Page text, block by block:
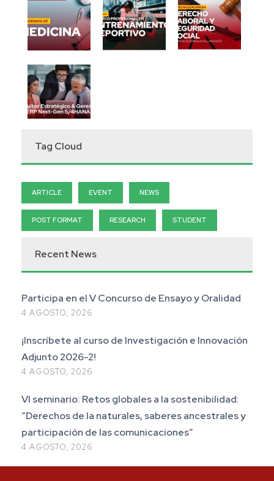
Tag Cloud
ARTICLE EVENT NEWS
POST FORMAT RESEARCH STUDENT
Recent News
Participa en el V Concurso de Ensayo y Oralidad
4 AGOSTO, 2026
¡Inscríbete al curso de Investigación e Innovación
Adjunto 2026-2!
4 AGOSTO, 2026
VI seminario: Retos globales a la sostenibilidad:
“Derechos de la naturales, saberes ancestrales y
participación de las comunicaciones”
4 AGOSTO, 2026